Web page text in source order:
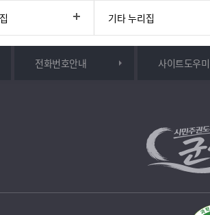
기타 누리집
전화번호안내 사이트도우미